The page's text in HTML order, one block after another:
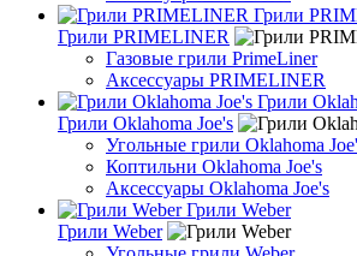
Грили
Грили PRIMELINER
Газовые грили PrimeLiner
Аксессуары PRIMELINER
Грили
Грили Oklahoma Joe's
Угольные грили Oklahoma
Коптильни Oklahoma Joe's
Аксессуары Oklahoma Joe's
Грили Weber
Грили Weber